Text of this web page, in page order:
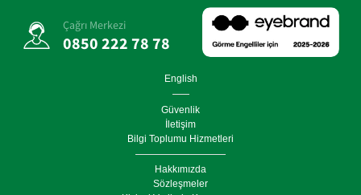
Çağrı Merkezi
0850 222 78 78
English
Güvenlik
İletişim
Bilgi Toplumu Hizmetleri
Hakkımızda
Sözleşmeler